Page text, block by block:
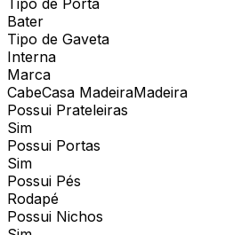
Bater
Tipo de Gaveta
Interna
Marca
CabeCasa MadeiraMadeira
Possui Prateleiras
Sim
Possui Portas
Sim
Possui Pés
Rodapé
Possui Nichos